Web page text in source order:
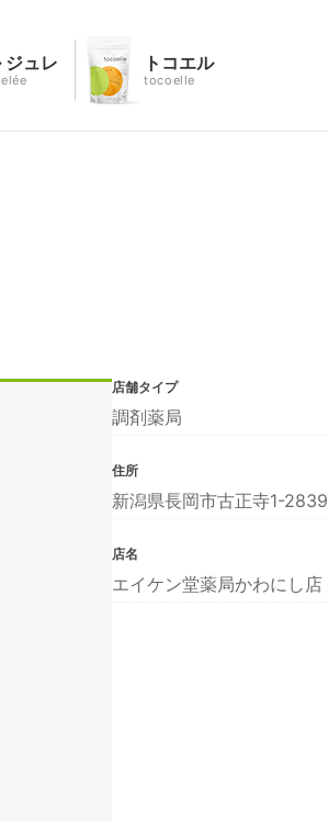
ジュレ トコエル
tocoelle
店舗タイプ
調剤薬局
住所
新潟県長岡市古正寺1-2839
店名
エイケン堂薬局かわにし店